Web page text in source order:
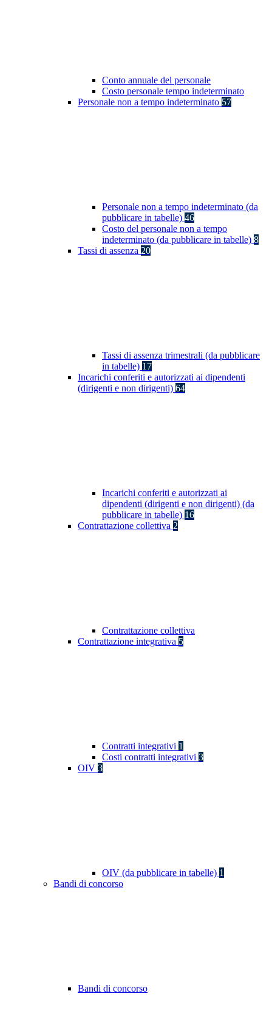
Conto annuale del personale
Costo personale tempo indeterminato
Personale non a tempo indeterminato 57
Personale non a tempo indeterminato (da
pubblicare in tabelle) 46
Costo del personale non a tempo
indeterminato (da pubblicare in tabelle) 8
Tassi di assenza 20
Tassi di assenza trimestrali (da pubblicare
in tabelle) 17
Incarichi conferiti e autorizzati ai dipendenti
(dirigenti e non dirigenti) 64
Incarichi conferiti e autorizzati ai
dipendenti (dirigenti e non dirigenti) (da
pubblicare in tabelle) 16
Contrattazione collettiva 2
Contrattazione collettiva
Contrattazione integrativa 5
Contratti integrativi 1
Costi contratti integrativi 3
OIV 3
OIV (da pubblicare in tabelle) 1
Bandi di concorso
Bandi di concorso